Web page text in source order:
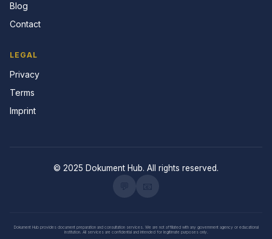
Blog
Contact
LEGAL
Privacy
Terms
Imprint
© 2025 Dokument Hub. All rights reserved.
Dokument Hub provides document preparation and consultation services. We are not affiliated with any government agency or educational
institution. All services are confidential and intended for legitimate purposes only.